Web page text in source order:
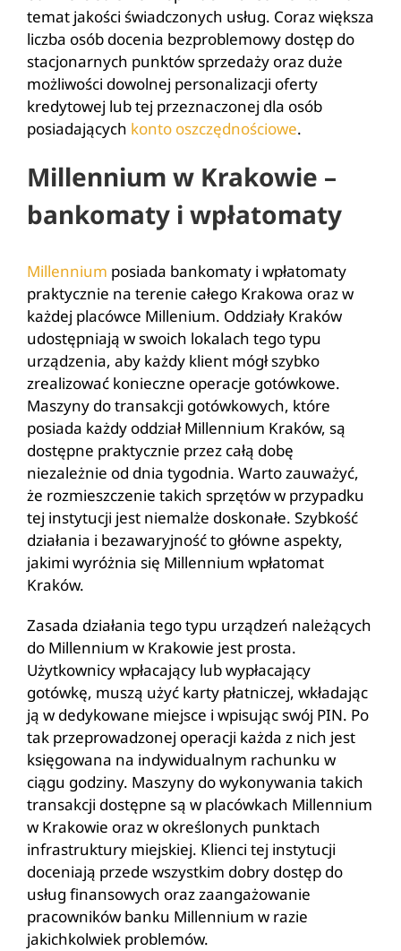
temat jakości świadczonych usług. Coraz większa
liczba osób docenia bezproblemowy dostęp do
stacjonarnych punktów sprzedaży oraz duże
możliwości dowolnej personalizacji oferty
kredytowej lub tej przeznaczonej dla osób
posiadających konto oszczędnościowe.
Millennium w Krakowie –
bankomaty i wpłatomaty
Millennium posiada bankomaty i wpłatomaty
praktycznie na terenie całego Krakowa oraz w
każdej placówce Millenium. Oddziały Kraków
udostępniają w swoich lokalach tego typu
urządzenia, aby każdy klient mógł szybko
zrealizować konieczne operacje gotówkowe.
Maszyny do transakcji gotówkowych, które
posiada każdy oddział Millennium Kraków, są
dostępne praktycznie przez całą dobę
niezależnie od dnia tygodnia. Warto zauważyć,
że rozmieszczenie takich sprzętów w przypadku
tej instytucji jest niemalże doskonałe. Szybkość
działania i bezawaryjność to główne aspekty,
jakimi wyróżnia się Millennium wpłatomat
Kraków.
Zasada działania tego typu urządzeń należących
do Millennium w Krakowie jest prosta.
Użytkownicy wpłacający lub wypłacający
gotówkę, muszą użyć karty płatniczej, wkładając
ją w dedykowane miejsce i wpisując swój PIN. Po
tak przeprowadzonej operacji każda z nich jest
księgowana na indywidualnym rachunku w
ciągu godziny. Maszyny do wykonywania takich
transakcji dostępne są w placówkach Millennium
w Krakowie oraz w określonych punktach
infrastruktury miejskiej. Klienci tej instytucji
doceniają przede wszystkim dobry dostęp do
usług finansowych oraz zaangażowanie
pracowników banku Millennium w razie
jakichkolwiek problemów.